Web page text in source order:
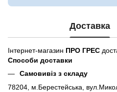
Доставка
Інтернет-магазин ПРО ГРЕС
Способи доставки
Самовивіз з складу
78204, м.Берестейська,